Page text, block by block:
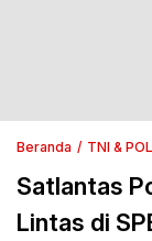
Beranda TNI &
Satlantas
Lintas di